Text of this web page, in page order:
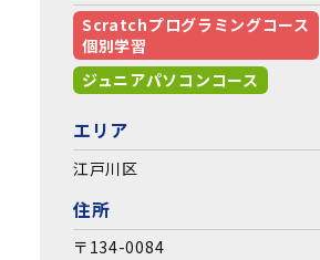
Scratchプログラミングコース
個別学習
ジュニアパソコンコース
エリア
江戸川区
住所
〒134-0084